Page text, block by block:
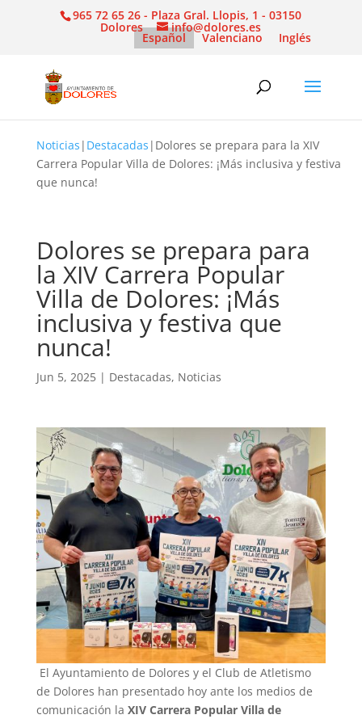
965 72 65 26 - Plaza Gral. Llopis, 1 - 03150
Dolores info@dolores.es
Español Valenciano Inglés
Noticias | Destacadas | Dolores se prepara para la XIV
Carrera Popular Villa de Dolores: ¡Más inclusiva y festiva
que nunca!
Dolores se prepara para
la XIV Carrera Popular
Villa de Dolores: ¡Más
inclusiva y festiva que
nunca!
Jun 5, 2025| Destacadas, Noticias
El Ayuntamiento de Dolores y el Club de Atletismo
de Dolores han presentado hoy ante los medios de
comunicación la XIV Carrera Popular Villa de